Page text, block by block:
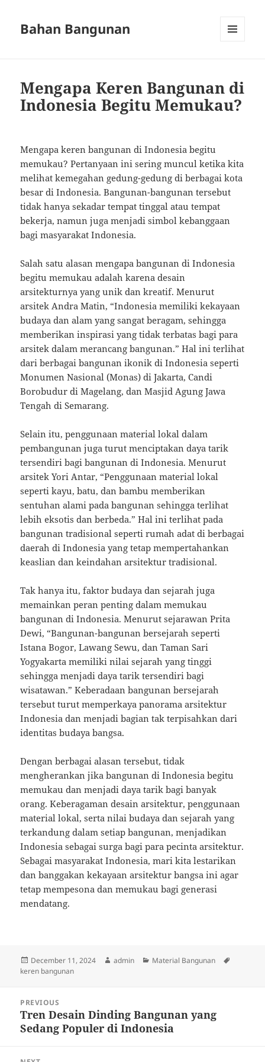
Bahan Bangunan
Mengapa Keren Bangunan di
Indonesia Begitu Memukau?
Mengapa keren bangunan di Indonesia begitu
memukau? Pertanyaan ini sering muncul ketika kita
melihat kemegahan gedung-gedung di berbagai kota
besar di Indonesia. Bangunan-bangunan tersebut
tidak hanya sekadar tempat tinggal atau tempat
bekerja, namun juga menjadi simbol kebanggaan
bagi masyarakat Indonesia.
Salah satu alasan mengapa bangunan di Indonesia
begitu memukau adalah karena desain
arsitekturnya yang unik dan kreatif. Menurut
arsitek Andra Matin, “Indonesia memiliki kekayaan
budaya dan alam yang sangat beragam, sehingga
memberikan inspirasi yang tidak terbatas bagi para
arsitek dalam merancang bangunan.” Hal ini terlihat
dari berbagai bangunan ikonik di Indonesia seperti
Monumen Nasional (Monas) di Jakarta, Candi
Borobudur di Magelang, dan Masjid Agung Jawa
Tengah di Semarang.
Selain itu, penggunaan material lokal dalam
pembangunan juga turut menciptakan daya tarik
tersendiri bagi bangunan di Indonesia. Menurut
arsitek Yori Antar, “Penggunaan material lokal
seperti kayu, batu, dan bambu memberikan
sentuhan alami pada bangunan sehingga terlihat
lebih eksotis dan berbeda.” Hal ini terlihat pada
bangunan tradisional seperti rumah adat di berbagai
daerah di Indonesia yang tetap mempertahankan
keaslian dan keindahan arsitektur tradisional.
Tak hanya itu, faktor budaya dan sejarah juga
memainkan peran penting dalam memukau
bangunan di Indonesia. Menurut sejarawan Prita
Dewi, “Bangunan-bangunan bersejarah seperti
Istana Bogor, Lawang Sewu, dan Taman Sari
Yogyakarta memiliki nilai sejarah yang tinggi
sehingga menjadi daya tarik tersendiri bagi
wisatawan.” Keberadaan bangunan bersejarah
tersebut turut memperkaya panorama arsitektur
Indonesia dan menjadi bagian tak terpisahkan dari
identitas budaya bangsa.
Dengan berbagai alasan tersebut, tidak
mengherankan jika bangunan di Indonesia begitu
memukau dan menjadi daya tarik bagi banyak
orang. Keberagaman desain arsitektur, penggunaan
material lokal, serta nilai budaya dan sejarah yang
terkandung dalam setiap bangunan, menjadikan
Indonesia sebagai surga bagi para pecinta arsitektur.
Sebagai masyarakat Indonesia, mari kita lestarikan
dan banggakan kekayaan arsitektur bangsa ini agar
tetap mempesona dan memukau bagi generasi
mendatang.
Posted
on
December 11, 2024 Author
admin Categories
Material Bangunan
keren bangunan
navigation
PREVIOUS
Previous
post:
Tren Desain Dinding Bangunan yang
Sedang Populer di Indonesia